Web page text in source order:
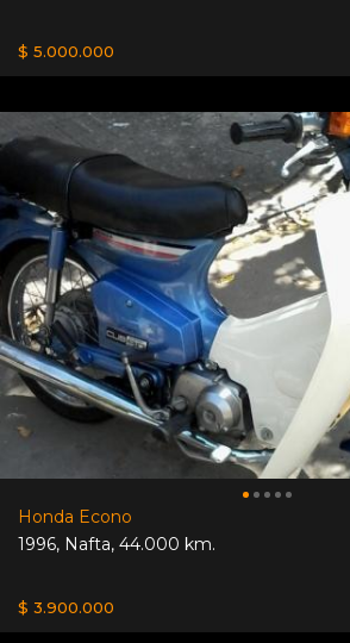
$ 5.000.000
Honda Econo
1996, Nafta, 44.000 km.
$ 3.900.000